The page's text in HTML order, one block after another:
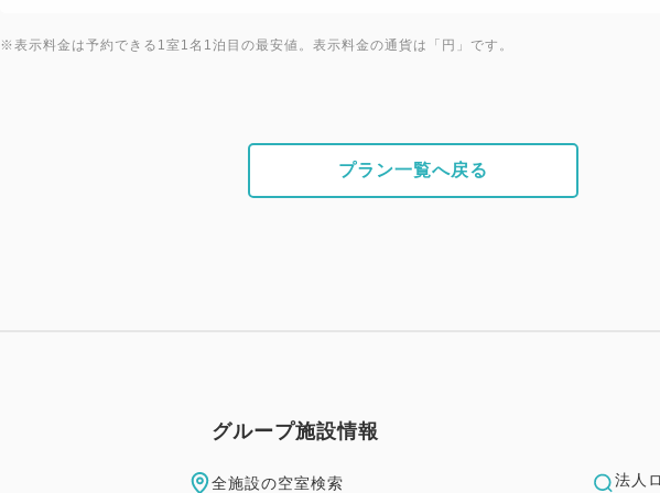
す。
☆レンタカー料金には基本料
※表示料金は予約できる1室1名1泊目の最安値。表示料金の通貨は「円」です。
プラン一覧へ戻る
グループ施設情報
全施設の空室検索 法人